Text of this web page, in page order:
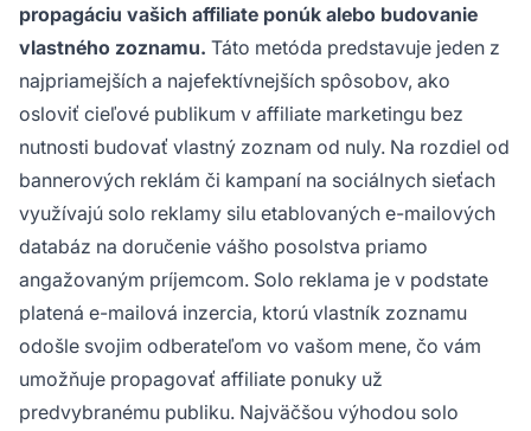
propagáciu vašich affiliate ponúk alebo budovanie
vlastného zoznamu. Táto metóda predstavuje jeden z
najpriamejších a najefektívnejších spôsobov, ako
osloviť cieľové publikum v affiliate marketingu bez
nutnosti budovať vlastný zoznam od nuly. Na rozdiel od
bannerových reklám či kampaní na sociálnych sieťach
využívajú solo reklamy silu etablovaných e-mailových
databáz na doručenie vášho posolstva priamo
angažovaným príjemcom. Solo reklama je v podstate
platená e-mailová inzercia, ktorú vlastník zoznamu
odošle svojim odberateľom vo vašom mene, čo vám
umožňuje propagovať affiliate ponuky už
predvybranému publiku. Najväčšou výhodou solo